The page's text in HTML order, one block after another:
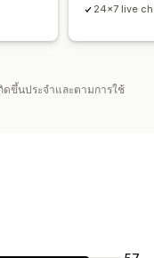
24x7 live
ดขึ้นประจำและตามการใช้